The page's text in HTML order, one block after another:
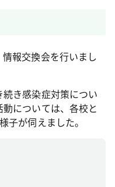
報交換会を行いまし
き感染症対策につい
については、各校と
子が伺えました。